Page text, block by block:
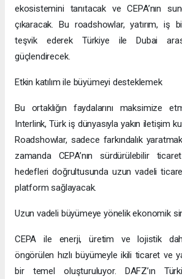
ekosistemini tanıtacak ve CEPA’nın
çıkaracak. Bu roadshowlar, yatırım, iş
teşvik ederek Türkiye ile Dubai
güçlendirecek.
Etkin katılım ile büyümeyi desteklemek
Bu ortaklığın faydalarını maksimize
Interlink, Türk iş dünyasıyla yakın iletişim
Roadshowlar, sadece farkındalık
zamanda CEPA’nın sürdürülebilir
hedefleri doğrultusunda uzun vadeli
platform sağlayacak.
Uzun vadeli büyümeye yönelik ekonomik
CEPA ile enerji, üretim ve lojistik
öngörülen hızlı büyümeyle ikili ticaret ve
bir temel oluşturuluyor. DAFZ’ın